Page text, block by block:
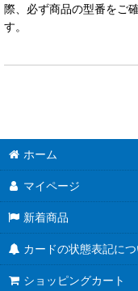
際、必ず商品の型番をご
す。
ホーム
マイページ
新着商品
カードの状態表記に
ショッピングカート